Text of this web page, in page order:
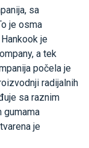
sa
je osma
je
a tek
počela je
radijalnih
sa raznim
gumama
je